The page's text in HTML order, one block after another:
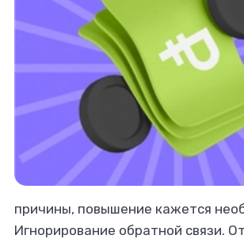
причины, повышение кажется
Игнорирование обратной связи.